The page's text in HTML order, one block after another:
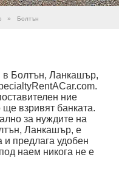
» Болтън
в Болтън, Ланкашър,
ние
взривят банката.
за нуждите на
Ланкашър, е
предлага удобен
наем никога не е